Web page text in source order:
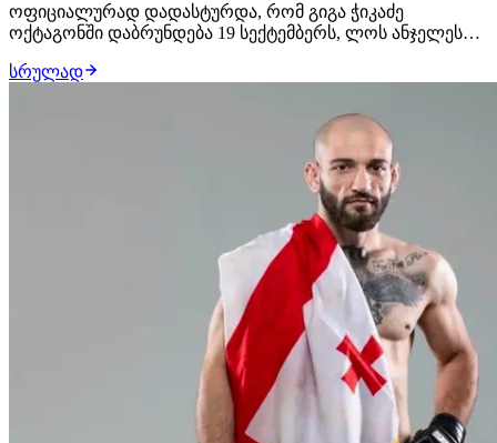
ოფიციალურად დადასტურდა, რომ გიგა ჭიკაძე
ოქტაგონში დაბრუნდება 19 სექტემბერს, ლოს ანჯელესში
მებრძოლის მოწინააღმდეგე იქნება ჟოანდერსონ ბრიტო,
იგივე ქარდზე თანამთავარ ჩხუბში არმან ცარუკიანი
სრულად